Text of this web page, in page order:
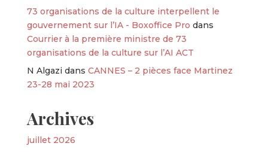
73 organisations de la culture interpellent le
gouvernement sur l’IA - Boxoffice Pro dans
Courrier à la première ministre de 73
organisations de la culture sur l’AI ACT
N Algazi dans CANNES – 2 pièces face Martinez
23-28 mai 2023
Archives
juillet 2026